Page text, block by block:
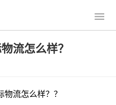
流怎么样？
流怎么样？？